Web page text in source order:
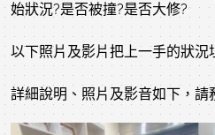
始狀況?是否被撞?是否大修?
以下照片及影片把上一手的狀況
詳細說明、照片及影音如下，請